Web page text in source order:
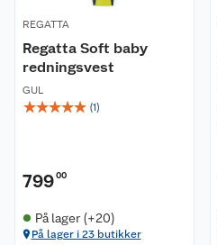
REGATTA
Regatta Soft baby
redningsvest
GUL
☆☆☆☆☆ (1)
79900
På lager (+20)
På lager i 23 butikker
Våre merkevarer
Coop kjeder
Ledige stillinger
Ofte stilte spørsmål
Betalingsalternativer
Leveringsalternativer
Åpent kjøp